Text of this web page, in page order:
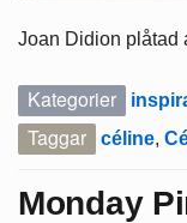
Joan Didion plåtad
Kategorier
Taggar céline,
Monday